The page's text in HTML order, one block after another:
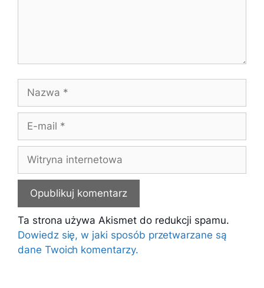
Nazwa
Witryna
internetowa
Ta strona używa Akismet do redukcji spamu.
Dowiedz się, w jaki sposób przetwarzane są
dane Twoich komentarzy.